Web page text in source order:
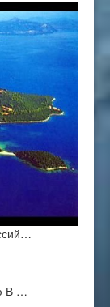
В …